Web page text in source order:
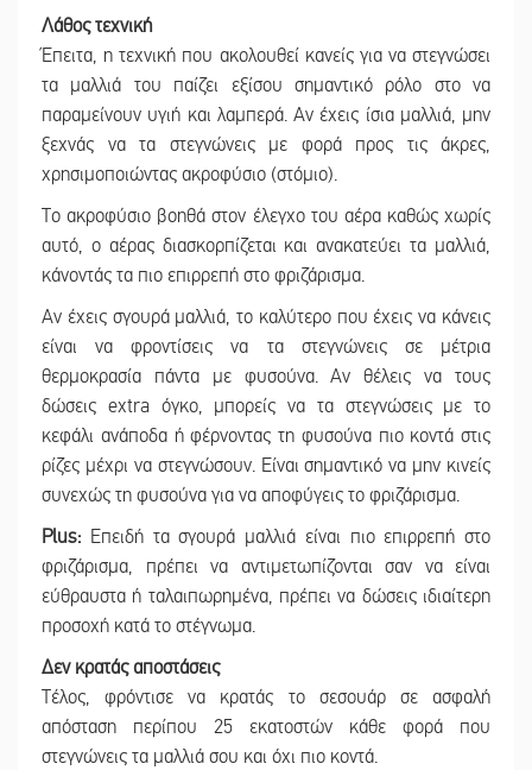
Λάθος τεχνική
Έπειτα, η τεχνική που ακολουθεί κανείς για να στεγνώσει
τα μαλλιά του παίζει εξίσου σημαντικό ρόλο στο να
παραμείνουν υγιή και λαμπερά. Αν έχεις ίσια μαλλιά, μην
ξεχνάς να τα στεγνώνεις με φορά προς τις άκρες,
χρησιμοποιώντας ακροφύσιο (στόμιο).
Το ακροφύσιο βοηθά στον έλεγχο του αέρα καθώς χωρίς
αυτό, ο αέρας διασκορπίζεται και ανακατεύει τα μαλλιά,
κάνοντάς τα πιο επιρρεπή στο φριζάρισμα.
Αν έχεις σγουρά μαλλιά, το καλύτερο που έχεις να κάνεις
είναι να φροντίσεις να τα στεγνώνεις σε μέτρια
θερμοκρασία πάντα με φυσούνα. Αν θέλεις να τους
δώσεις extra όγκο, μπορείς να τα στεγνώσεις με το
κεφάλι ανάποδα ή φέρνοντας τη φυσούνα πιο κοντά στις
ρίζες μέχρι να στεγνώσουν. Είναι σημαντικό να μην κινείς
συνεχώς τη φυσούνα για να αποφύγεις το φριζάρισμα.
Plus: Επειδή τα σγουρά μαλλιά είναι πιο επιρρεπή στο
φριζάρισμα, πρέπει να αντιμετωπίζονται σαν να είναι
εύθραυστα ή ταλαιπωρημένα, πρέπει να δώσεις ιδιαίτερη
προσοχή κατά το στέγνωμα.
Δεν κρατάς αποστάσεις
Τέλος, φρόντισε να κρατάς το σεσουάρ σε ασφαλή
απόσταση περίπου 25 εκατοστών κάθε φορά που
στεγνώνεις τα μαλλιά σου και όχι πιο κοντά.